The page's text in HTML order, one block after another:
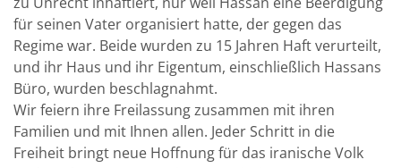
für seinen Vater organisiert hatte, der gegen das
Regime war. Beide wurden zu 15 Jahren Haft verurteilt,
und ihr Haus und ihr Eigentum, einschließlich Hassans
Büro, wurden beschlagnahmt.
Wir feiern ihre Freilassung zusammen mit ihren
Familien und mit Ihnen allen. Jeder Schritt in die
Freiheit bringt neue Hoffnung für das iranische Volk